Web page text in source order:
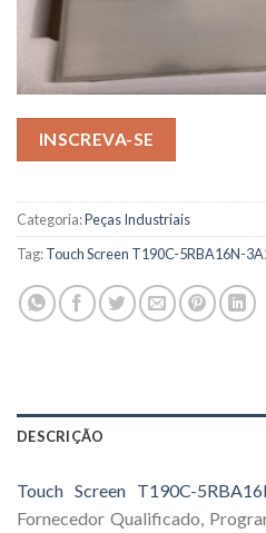
INSCREVA-SE
Categoria:Peças Industriais
Tag:Touch Screen T190C-5RBA16N-
DESCRIÇÃO
Touch Screen T190C-
Fornecedor Qualificado,